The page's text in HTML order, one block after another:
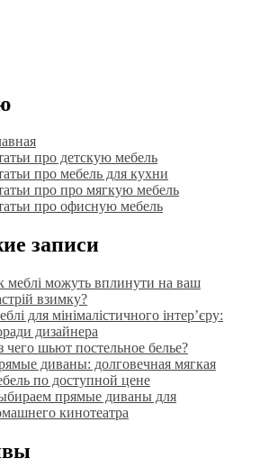
про детскую мебель
про мебель для кухни
про про мягкую мебель
про офисную мебель
записи
меблі можуть вплинути на ваш
взимку?
для мінімалістичного інтер’єру:
дизайнера
чего шьют постельное белье?
диваны: долговечная мягкая
по доступной цене
прямые диваны для
кинотеатра